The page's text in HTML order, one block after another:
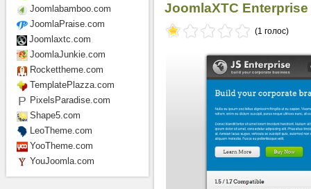
JoomlaXTC
(1 голос)
Joomlabamboo.com
JoomlaPraise.com
Joomlaxtc.com
JoomlaJunkie.com
Rockettheme.com
TemplatePlazza.com
PixelsParadise.com
Shape5.com
LeoTheme.com
YooTheme.com
YouJoomla.com